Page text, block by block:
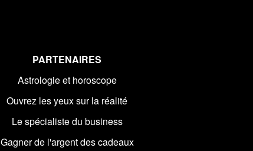
PARTENAIRES
Astrologie et horoscope
Ouvrez les yeux sur la réalité
Le spécialiste du business
Gagner de l'argent des cadeaux